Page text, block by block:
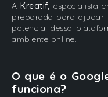
AKreatif, especialista
preparada para ajudar
potencial dessa
ambiente online.
O que é o
funciona?